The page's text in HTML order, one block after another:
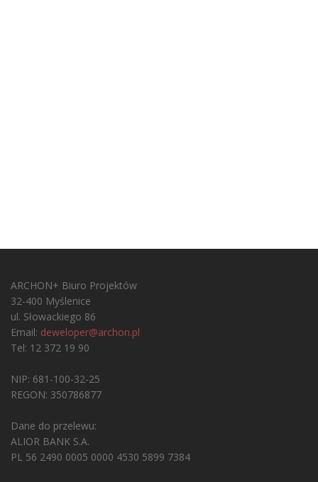
ARCHON+ Biuro Projektów
32-400 Myślenice
ul. Słowackiego 86
Email: deweloper@archon.pl
Tel: 12 372 19 90
NIP: 681-100-32-25
REGON: 350786877
Dane do przelewu:
ALIOR BANK S.A.
PL 56 2490 0005 0000 4530 5899 7384